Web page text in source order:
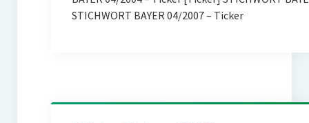
STICHWORT BAYER 04/2007 – Ticker